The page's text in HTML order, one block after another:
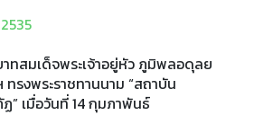
าทสมเด็จพระเจ้าอยู่หัว ภูมิพลอดุลย
ทรงพระราชทานนาม “สถาบัน
ฏ” เมื่อวันที่ 14 กุมภาพันธ์